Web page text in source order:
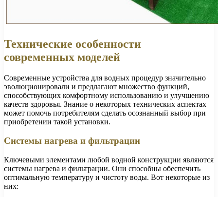
Технические особенности
современных моделей
Современные устройства для водных процедур значительно
эволюционировали и предлагают множество функций,
способствующих комфортному использованию и улучшению
качеств здоровья. Знание о некоторых технических аспектах
может помочь потребителям сделать осознанный выбор при
приобретении такой установки.
Системы нагрева и фильтрации
Ключевыми элементами любой водной конструкции являются
системы нагрева и фильтрации. Они способны обеспечить
оптимальную температуру и чистоту воды. Вот некоторые из
них: